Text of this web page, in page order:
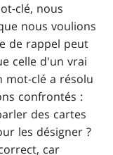
clé, nous
nous voulions
de rappel peut
celle d'un vrai
mot-clé a résolu
confrontés :
des cartes
les désigner ?
car